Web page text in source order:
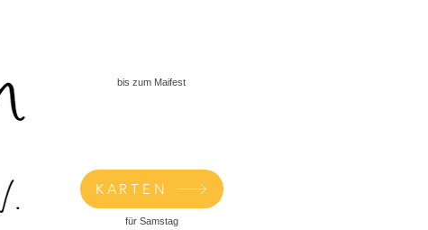
bis zum Maifest
KARTEN
für Samstag